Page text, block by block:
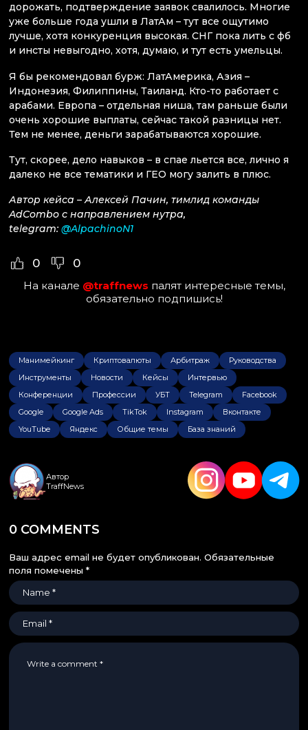
дорожать, подтверждение заявок свалилось. Многие
уже больше года ушли в ЛатАм – тут все ощутимо
лучше, хотя конкуренция высокая. СНГ пока лить с фб
и инсты невыгодно, хотя, думаю, и тут есть умельцы.
Я бы рекомендовал бурж: ЛатАмерика, Азия –
Индонезия, Филиппины, Таиланд. Кто-то работает с
арабами. Европа – отдельная ниша, там раньше были
очень хорошие выплаты, сейчас такой разницы нет.
Тем не менее, деньги зарабатываются хорошие.
Тут, скорее, дело навыков – в спае льется все, лично я
далеко не все тематики и ГЕО могу залить в плюс.
Автор кейса – Алексей Пачин, тимлид команды
AdCombo с направлением нутра,
telegram: @AlpachinoN1
0 0
На канале @traffnews палят интересные темы,
обязательно подпишись!
Манимейкинг Криптовалюты Арбитраж
Руководства
Инструменты
Новости Кейсы
Интервью
Конференции
Профессии УБТ Telegram
Facebook
Google
Google Ads TikTok Instagram
Вконтакте
YouTube
Яндекс Общие темы База знаний
Автор
TraffNews
0 COMMENTS
Ваш адрес email не будет опубликован. Обязательные
поля помечены *